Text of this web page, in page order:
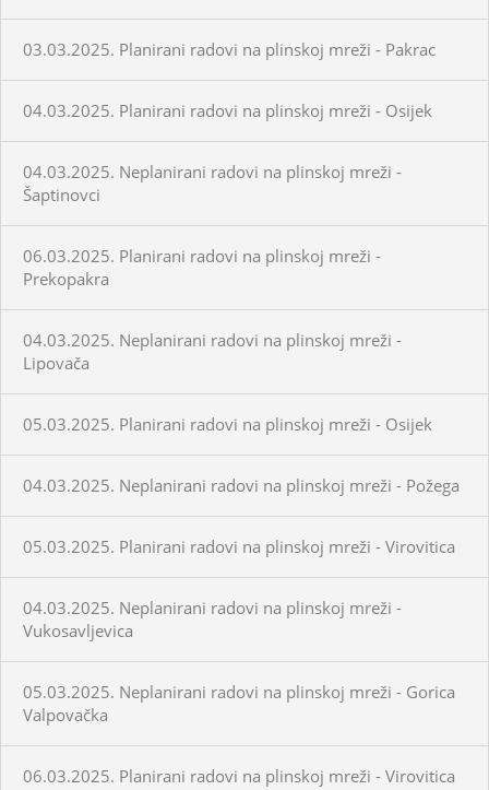
03.03.2025. Planirani radovi na plinskoj mreži - Pakrac
04.03.2025. Planirani radovi na plinskoj mreži - Osijek
04.03.2025. Neplanirani radovi na plinskoj mreži -
Šaptinovci
06.03.2025. Planirani radovi na plinskoj mreži -
Prekopakra
04.03.2025. Neplanirani radovi na plinskoj mreži -
Lipovača
05.03.2025. Planirani radovi na plinskoj mreži - Osijek
04.03.2025. Neplanirani radovi na plinskoj mreži - Požega
05.03.2025. Planirani radovi na plinskoj mreži - Virovitica
04.03.2025. Neplanirani radovi na plinskoj mreži -
Vukosavljevica
05.03.2025. Neplanirani radovi na plinskoj mreži - Gorica
Valpovačka
06.03.2025. Planirani radovi na plinskoj mreži - Virovitica